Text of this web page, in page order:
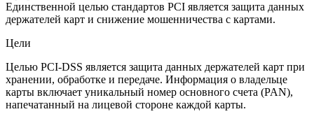
Единственной целью стандартов PCI является защита данных
держателей карт и снижение мошенничества с картами.
Цели
Целью PCI-DSS является защита данных держателей карт при
хранении, обработке и передаче. Информация о владельце
карты включает уникальный номер основного счета (PAN),
напечатанный на лицевой стороне каждой карты.